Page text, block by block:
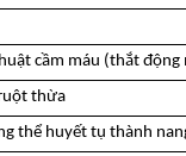
cầm máu (thắt
thừa
thể huyết tụ thành